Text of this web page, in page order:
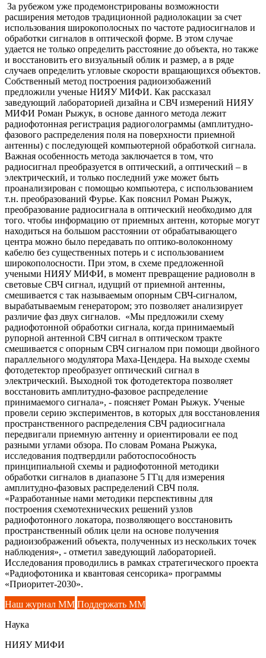
За рубежом уже продемонстрированы возможности
расширения методов традиционной радиолокации за счет
использования широкополосных по частоте радиосигналов и
обработки сигналов в оптической форме. В этом случае
удается не только определить расстояние до объекта, но также
и восстановить его визуальный облик и размер, а в ряде
случаев определить угловые скорости вращающихся объектов.
Собственный метод построения радиоизобажений
предложили ученые НИЯУ МИФИ. Как рассказал
заведующий лабораторией дизайна и СВЧ измерений НИЯУ
МИФИ Роман Рыжук, в основе данного метода лежит
радиофотонная регистрация радиоголограммы (амплитудно-
фазового распределения поля на поверхности приемной
антенны) с последующей компьютерной обработкой сигнала.
Важная особенность метода заключается в том, что
радиосигнал преобразуется в оптический, а оптический – в
электрический, и только последний уже может быть
проанализирован с помощью компьютера, с использованием
т.н. преобразований Фурье. Как пояснил Роман Рыжук,
преобразование радиосигнала в оптический необходимо для
того. чтобы информацию от приемных антенн, которые могут
находиться на большом расстоянии от обрабатывающего
центра можно было передавать по оптико-волоконному
кабелю без существенных потерь и с использованием
широкополосности. При этом, в схеме предложенной
учеными НИЯУ МИФИ, в момент превращение радиоволн в
световые СВЧ сигнал, идущий от приемной антенны,
смешивается с так называемым опорным СВЧ-сигналом,
вырабатываемым генератором; это позволяет анализирует
различие фаз двух сигналов. «Мы предложили схему
радиофотонной обработки сигнала, когда принимаемый
рупорной антенной СВЧ сигнал в оптическом тракте
смешивается с опорным СВЧ сигналом при помощи двойного
параллельного модулятора Маха-Цендера. На выходе схемы
фотодетектор преобразует оптический сигнал в
электрический. Выходной ток фотодетектора позволяет
восстановить амплитудно-фазовое распределение
принимаемого сигнала», - поясняет Роман Рыжук. Ученые
провели серию экспериментов, в которых для восстановления
пространственного распределения СВЧ радиосигнала
передвигали приемную антенну и ориентировали ее под
разными углами обзора. По словам Романа Рыжука,
исследования подтвердили работоспособность
принципиальной схемы и радиофотонной методики
обработки сигналов в диапазоне 5 ГГц для измерения
амплитудно-фазовых распределений СВЧ поля.
«Разработанные нами методики перспективны для
построения схемотехнических решений узлов
радиофотонного локатора, позволяющего восстановить
пространственный облик цели на основе получения
радиоизображений объекта, полученных из нескольких точек
наблюдения», - отметил заведующий лабораторией.
Исследования проводились в рамках стратегического проекта
«Радиофотоника и квантовая сенсорика» программы
«Приоритет-2030».
Наш журнал ММ Поддержать ММ
Наука
НИЯУ МИФИ